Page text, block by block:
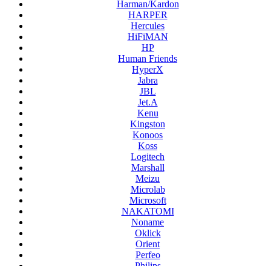
Harman/Kardon
HARPER
Hercules
HiFiMAN
HP
Human Friends
HyperX
Jabra
JBL
Jet.A
Kenu
Kingston
Konoos
Koss
Logitech
Marshall
Meizu
Microlab
Microsoft
NAKATOMI
Noname
Oklick
Orient
Perfeo